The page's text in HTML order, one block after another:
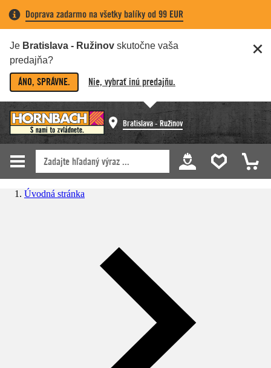
Doprava zadarmo na všetky balíky od 99 EUR
Je Bratislava - Ružinov skutočne vaša
predajňa?
ÁNO, SPRÁVNE. Nie, vybrať inú predajňu.
Bratislava - Ružinov
Úvodná stránka